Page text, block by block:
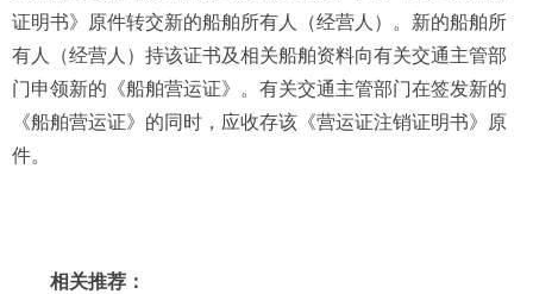
证明书》原件转交新的船舶所有人（经营人）。新的船舶所
有人（经营人）持该证书及相关船舶资料向有关交通主管部
门申领新的《船舶营运证》。有关交通主管部门在签发新的
《船舶营运证》的同时，应收存该《营运证注销证明书》原
件。
相关推荐：